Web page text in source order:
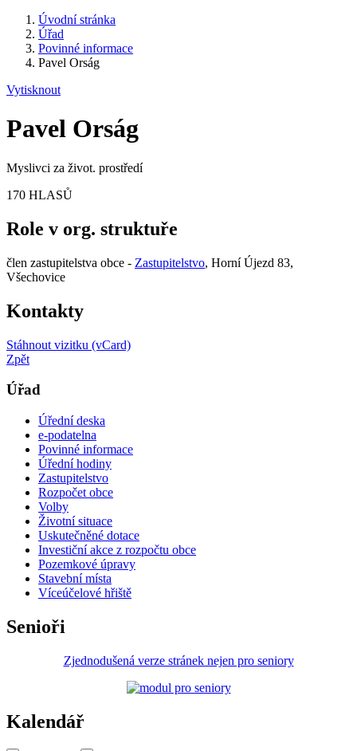
Úvodní stránka
Úřad
Povinné informace
Pavel Orság
Vytisknout
Pavel Orság
Myslivci za život. prostředí
170 HLASŮ
Role v org. struktuře
člen zastupitelstva obce - Zastupitelstvo, Horní Újezd 83,
Všechovice
Kontakty
Stáhnout vizitku (vCard)
Zpět
Úřad
Úřední deska
e-podatelna
Povinné informace
Úřední hodiny
Zastupitelstvo
Rozpočet obce
Volby
Životní situace
Uskutečněné dotace
Investiční akce z rozpočtu obce
Pozemkové úpravy
Stavební místa
Víceúčelové hřiště
Senioři
Zjednodušená verze stránek nejen pro seniory
Kalendář